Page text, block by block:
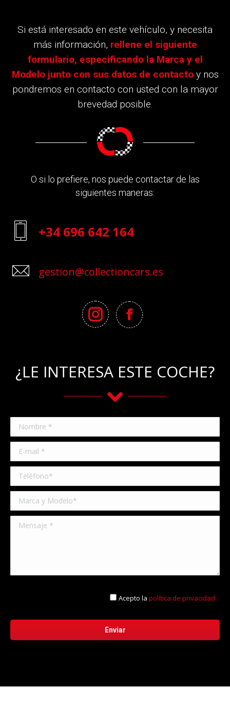
Si está interesado en este vehículo, y necesita
más información, rellene el siguiente
formulario, especificando la Marca y el
Modelo junto con sus datos de contactoy nos
pondremos en contacto con usted con la mayor
brevedad posible.
O si lo prefiere, nos puede contactar de las
siguientes maneras:
+34 696 642 164
gestion@collectioncars.es
¿LE INTERESA ESTE COCHE?
Acepto lapolítica de privacidad